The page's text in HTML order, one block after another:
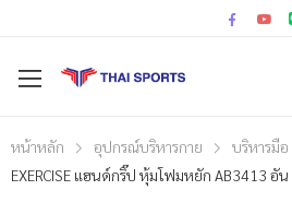
หน้าหลัก อุปกรณ์บริหารกาย
บริหารมือ
EXERCISE แฮนด์กริ๊ป หุ้มโฟมหยัก AB3413 อัน